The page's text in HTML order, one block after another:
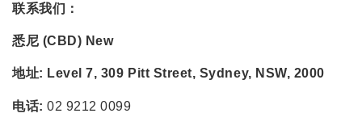
联系我们：
悉尼 (CBD) New
地址: Level 7, 309 Pitt Street, Sydney, NSW, 2000
电话: 02 9212 0099